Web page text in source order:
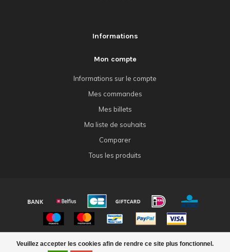
Veuillez accepter les cookies afin de rendre ce site plus fonctionnel.
Informations
Mon compte
Informations sur le compte
Mes commandes
Mes billets
Ma liste de souhaits
Comparer
Tous les produits
© Copyright 2026 - Powered byLightspeed- Theme byDyvelopment